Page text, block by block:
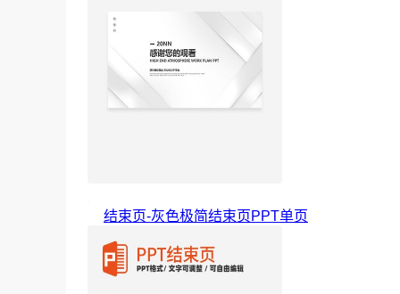
结束页-灰色极简结束页PPT单页